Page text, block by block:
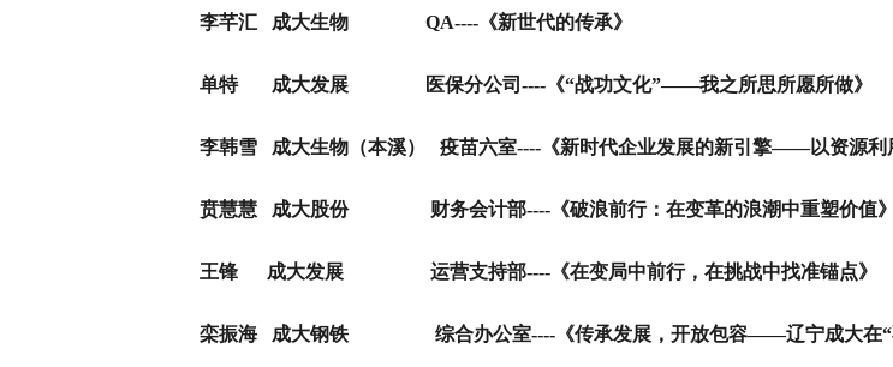
李芊汇 成大生物QA---- 《新世代的传承》
单特 成大发展 医保分公司---- 《“战功文化”——我之所思所愿所做》
李韩雪 成大生物（本溪）疫苗六室---- 《新时代企业发展的新引擎——以资源利
贲慧慧 成大股份 财务会计部---- 《破浪前行：在变革的浪潮中重塑价值》
王锋 成大发展运营支持部---- 《在变局中前行，在挑战中找准锚点》
栾振海 成大钢铁综合办公室---- 《传承发展，开放包容——辽宁成大在